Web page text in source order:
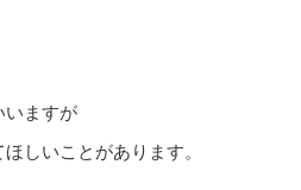
いますが
しいことがあります。